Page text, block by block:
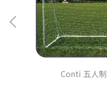
Conti 五人